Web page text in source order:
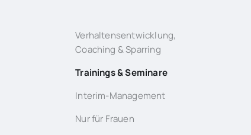
Verhaltensentwicklung,
Coaching & Sparring
Trainings & Seminare
Interim-Management
Nur für Frauen